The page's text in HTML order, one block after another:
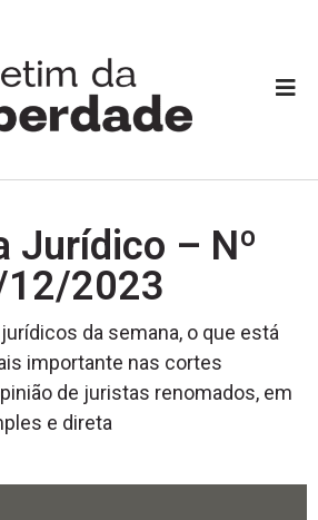
Jurídico – Nº
2023
da semana, o que está
importante nas cortes
de juristas renomados, em
e direta